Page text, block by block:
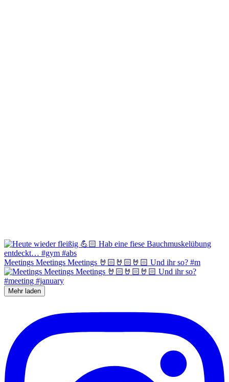
Meetings Meetings Meetings 🤘🏻🤘🏻🤘🏻 Und ihr so? #m
Mehr laden